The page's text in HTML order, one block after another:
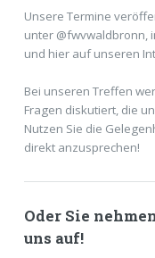
Unsere Termine
unter @fwvwaldbronn,
und hier auf unseren
Bei unseren Treffen
Fragen diskutiert, die
Nutzen Sie die
direkt anzusprechen!
Oder Sie
uns auf!